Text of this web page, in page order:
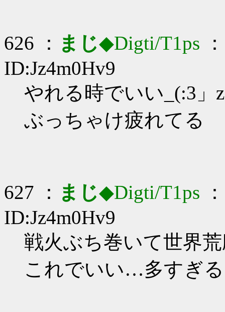
626 ： まじ◆Digti/T1ps
ID:Jz4m0Hv9
やれる時でいい_(:3」
ぶっちゃけ疲れてる
627 ： まじ◆Digti/T1ps
ID:Jz4m0Hv9
戦火ぶち巻いて世界
これでいい…多すぎ